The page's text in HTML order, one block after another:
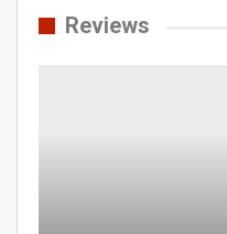
Reviews